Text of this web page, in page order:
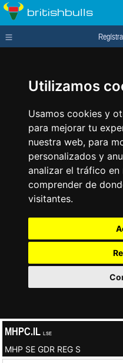
Utilizamos
Usamos cookies y
para mejorar tu
nuestra web, para
personalizados y
analizar el tráfico en
comprender de
visitantes.
britishbulls
MHPC.IL LSE
MHP SE GDR REG S